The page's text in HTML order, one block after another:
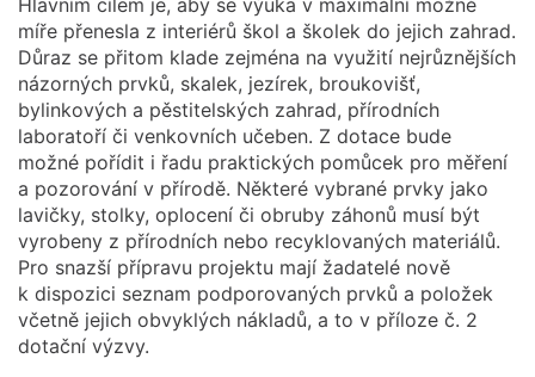
míře přenesla z interiérů škol a školek do jejich zahrad.
Důraz se přitom klade zejména na využití nejrůznějších
názorných prvků, skalek, jezírek, broukovišť,
bylinkových a pěstitelských zahrad, přírodních
laboratoří či venkovních učeben. Z dotace bude
možné pořídit i řadu praktických pomůcek pro měření
a pozorování v přírodě. Některé vybrané prvky jako
lavičky, stolky, oplocení či obruby záhonů musí být
vyrobeny z přírodních nebo recyklovaných materiálů.
Pro snazší přípravu projektu mají žadatelé nově
k dispozici seznam podporovaných prvků a položek
včetně jejich obvyklých nákladů, a to v příloze č. 2
dotační výzvy.